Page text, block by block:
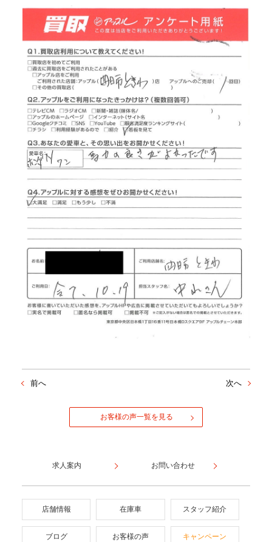
前へ 次へ
お客様の声一覧を見る
求人案内 お問い合わせ
店舗情報 在庫車 スタッフ紹介
ブログ お客様の声 キャンペーン